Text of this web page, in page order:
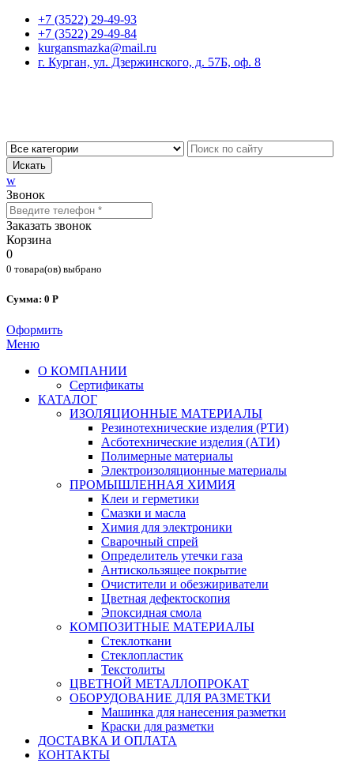
+7 (3522) 29-49-93
+7 (3522) 29-49-84
kurgansmazka@mail.ru
г. Курган, ул. Дзержинского, д. 57Б, оф. 8
Искать
w
Звонок
Заказать звонок
Корзина
0
0 товара(ов) выбрано
Сумма: 0 Р
Оформить
Меню
О КОМПАНИИ
Сертификаты
КАТАЛОГ
ИЗОЛЯЦИОННЫЕ МАТЕРИАЛЫ
Резинотехнические изделия (РТИ)
Асботехнические изделия (АТИ)
Полимерные материалы
Электроизоляционные материалы
ПРОМЫШЛЕННАЯ ХИМИЯ
Клеи и герметики
Смазки и масла
Химия для электроники
Сварочный спрей
Определитель утечки газа
Антискользящее покрытие
Очистители и обезжириватели
Цветная дефектоскопия
Эпоксидная смола
КОМПОЗИТНЫЕ МАТЕРИАЛЫ
Стеклоткани
Стеклопластик
Текстолиты
ЦВЕТНОЙ МЕТАЛЛОПРОКАТ
ОБОРУДОВАНИЕ ДЛЯ РАЗМЕТКИ
Машинка для нанесения разметки
Краски для разметки
ДОСТАВКА И ОПЛАТА
КОНТАКТЫ